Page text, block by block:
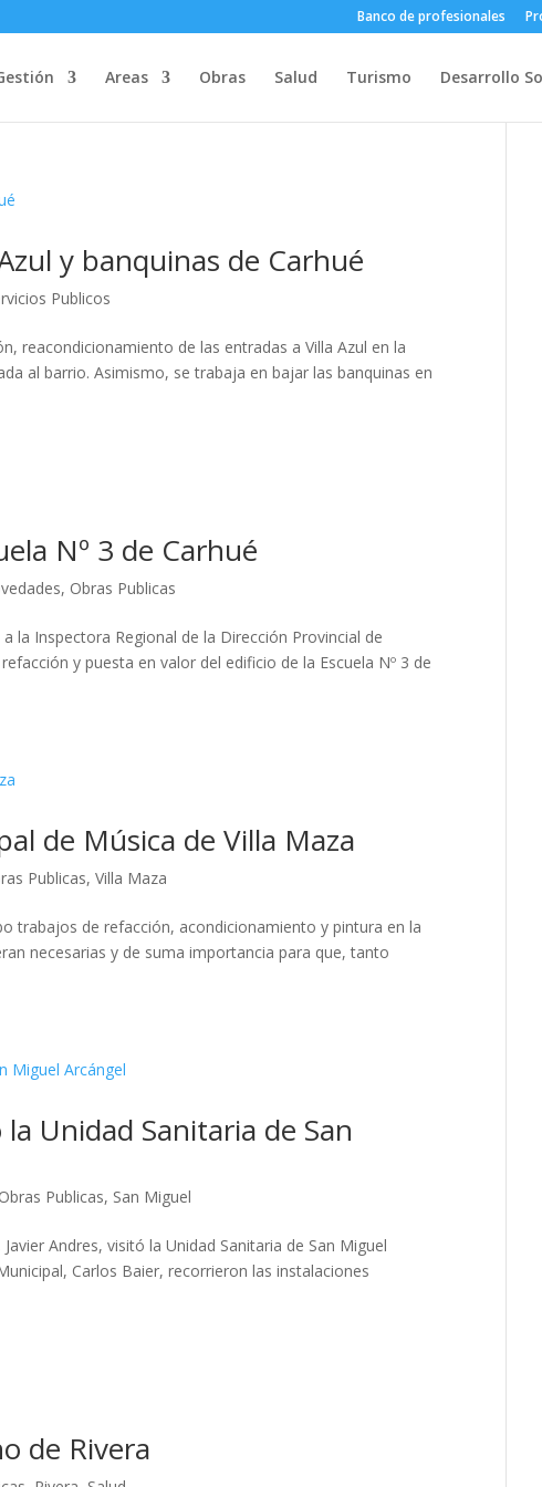
Banco de profesionales
Areas Obras Salud Turismo Desarrollo
y banquinas de Carhué
Publicos
reacondicionamiento de las entradas a Villa Azul en la
al barrio. Asimismo, se trabaja en bajar las banquinas en
Nº 3 de Carhué
, Obras Publicas
la Inspectora Regional de la Dirección Provincial de
y puesta en valor del edificio de la Escuela Nº 3 de
de Música de Villa Maza
Publicas,Villa Maza
trabajos de refacción, acondicionamiento y pintura en la
necesarias y de suma importancia para que, tanto
Unidad Sanitaria de San
Obras Publicas, San Miguel
Andres, visitó la Unidad Sanitaria de San Miguel
Carlos Baier, recorrieron las instalaciones
de Rivera